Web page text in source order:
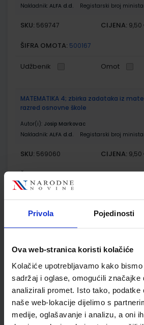
Privola Pojedinosti
Ova web-stranica koristi kolačiće
Kolačiće upotrebljavamo kako
sadržaj i oglase, omogućili značajke
analizirali promet. Isto tako, podatke
naše web-lokacije dijelimo s
medije, oglašavanje i analizu, a oni
Nakladnik: ALFA d.d. Registarski broj
SKU: 569747 CIJENA: 9,50
ŠIFRA OMOTA: 500167
Udžbenik Omot
MATEMATIKA 4; zbirka zadataka iz
razred osnovne škole
Autor(i): Josip Markovac
Nakladnik: ALFA d.d. Registarski broj
SKU: 569060 CIJENA: 9,50
ŠIFRA OMOTA:500167
E-SVIJET 4; radni udžbenik informatike
Autor(i):Blagus Ljubić Klemše Ružić Stančić
Nakladnik:ŠKOLSKA KNJIGA d.d.
SKU:567214 CIJENA:
ŠIFRA OMOTA: 500162